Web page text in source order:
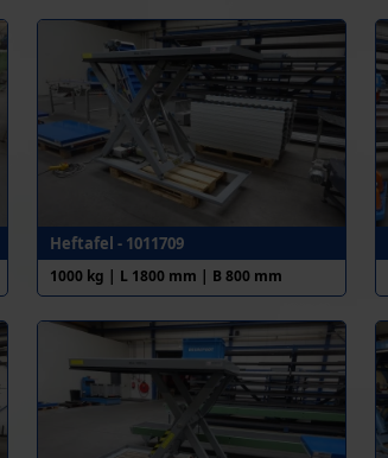
Heftafel - 1011709
1000 kg | L 1800 mm | B 800 mm